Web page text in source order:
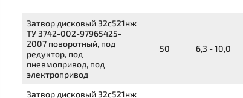
Затвор дисковый 32с521нж
ТУ 3742-002-97965425-
2007 поворотный, под
редуктор, под
пневмопривод, под
электропривод
50 6,3 - 10,0
Затвор дисковый 32с521нж